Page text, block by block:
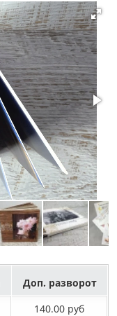
Доп. разворот
140.00 руб